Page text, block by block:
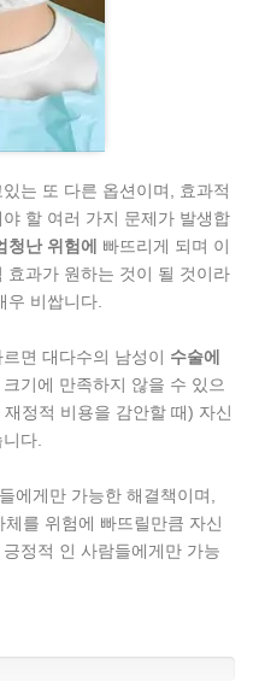
는 또 다른 옵션이며, 효과적
할 여러 가지 문제가 발생합
청난 위험에 빠뜨리게 되며 이
효과가 원하는 것이 될 것이라
우 비쌉니다.
면 대다수의 남성이 수술에
기에 만족하지 않을 수 있으
정적 비용을 감안할 때) 자신
다.
에게만 가능한 해결책이며,
를 위험에 빠뜨릴만큼 자신
정적 인 사람들에게만 가능